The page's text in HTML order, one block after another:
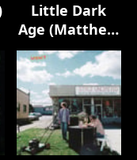
Little Dark
Age (Matthew
Dear Album
Remix)